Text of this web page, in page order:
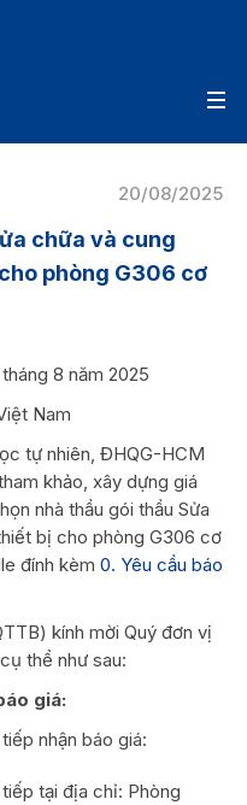
20/08/2025
chữa và cung
phòng G306 cơ
8 năm 2025
Nam
tự nhiên, ĐHQG-HCM
khảo, xây dựng giá
nhà thầu gói thầu Sửa
bị cho phòng G306 cơ
đính kèm 0. Yêu cầu báo
kính mời Quý đơn vị
thể như sau:
giá:
nhận báo giá:
tại địa chỉ: Phòng